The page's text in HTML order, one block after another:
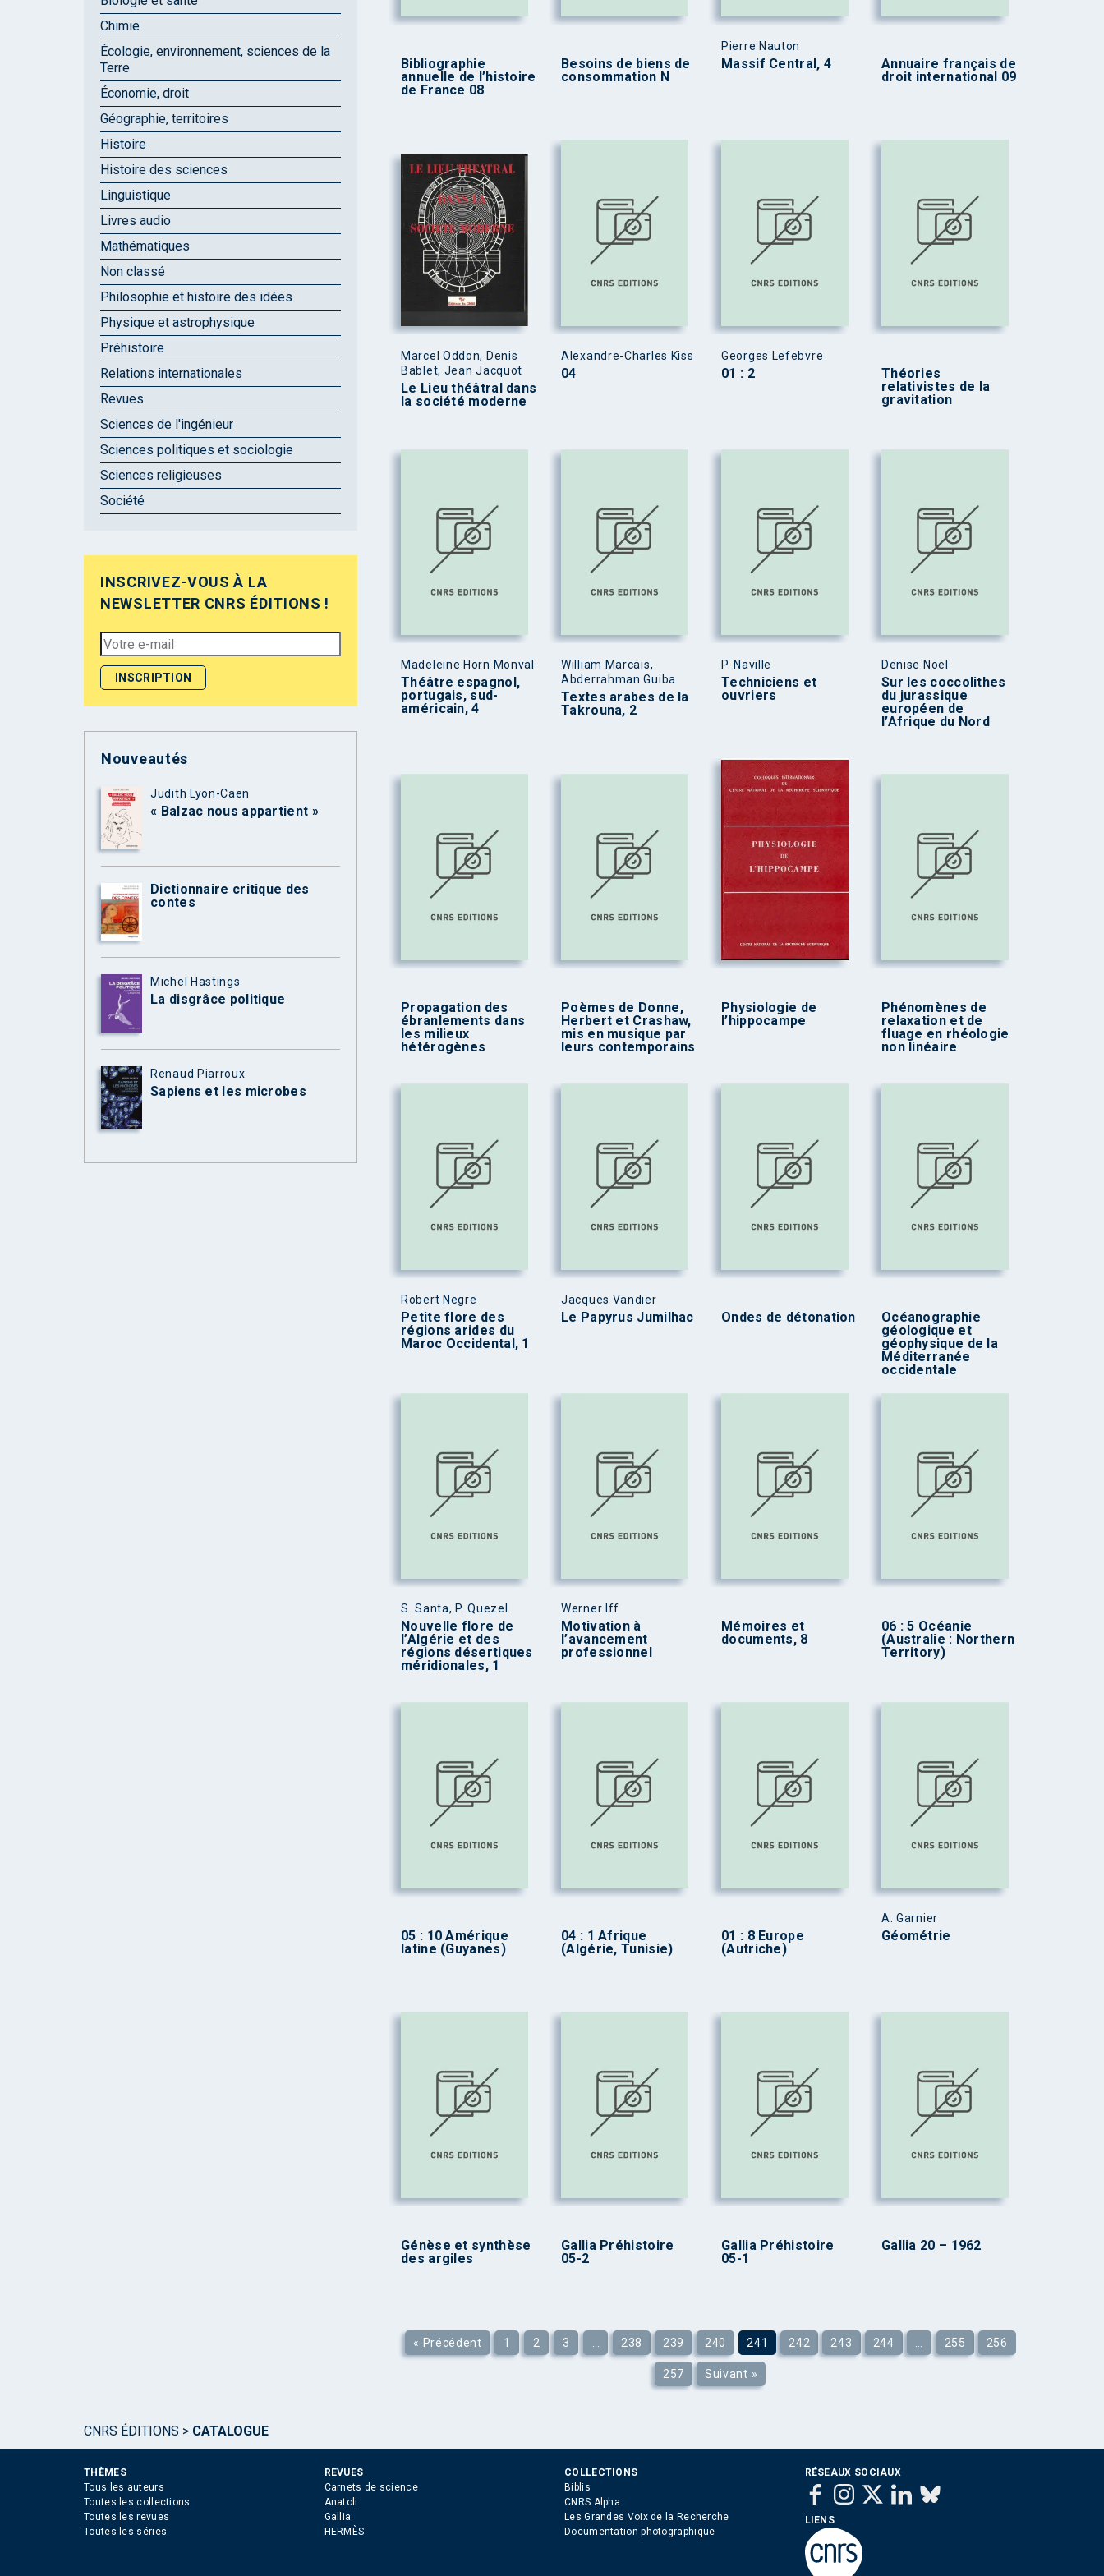
Bibliographie
annuelle de l’histoire
de France 08
Besoins de biens de
consommation N
Pierre Nauton
Massif Central, 4
Annuaire français de
droit international 09
Marcel Oddon, Denis
Bablet, Jean Jacquot
Le Lieu théâtral dans
la société moderne
Alexandre-Charles Kiss
04
Georges Lefebvre
01 : 2
Théories
relativistes de la
gravitation
Madeleine Horn Monval
Théâtre espagnol,
portugais, sud-
américain, 4
William Marcais,
Abderrahman Guiba
Textes arabes de la
Takrouna, 2
P. Naville
Techniciens et
ouvriers
Denise Noël
Sur les coccolithes
du jurassique
européen de
l’Afrique du Nord
Propagation des
ébranlements dans
les milieux
hétérogènes
Poèmes de Donne,
Herbert et Crashaw,
mis en musique par
leurs contemporains
Physiologie de
l’hippocampe
Phénomènes de
relaxation et de
fluage en rhéologie
non linéaire
Robert Negre
Petite flore des
régions arides du
Maroc Occidental, 1
Jacques Vandier
Le Papyrus Jumilhac Ondes de détonation
Océanographie
géologique et
géophysique de la
Méditerranée
occidentale
S. Santa, P. Quezel
Nouvelle flore de
l’Algérie et des
régions désertiques
méridionales, 1
Werner Iff
Motivation à
l’avancement
professionnel
Mémoires et
documents, 8
06 : 5 Océanie
(Australie : Northern
Territory)
05 : 10 Amérique
latine (Guyanes)
04 : 1 Afrique
(Algérie, Tunisie)
01 : 8 Europe
(Autriche)
A. Garnier
Géométrie
Génèse et synthèse
des argiles
Gallia Préhistoire
05-2
Gallia Préhistoire
05-1
Gallia 20 – 1962
« Précédent 1 2 3 238 239 240 241 242 243 244 255 256
257 Suivant »
Chimie
Écologie, environnement, sciences de la
Terre
Économie, droit
Géographie, territoires
Histoire
Histoire des sciences
Linguistique
Livres audio
Mathématiques
Non classé
Philosophie et histoire des idées
Physique et astrophysique
Préhistoire
Relations internationales
Revues
Sciences de l'ingénieur
Sciences politiques et sociologie
Sciences religieuses
Société
INSCRIVEZ-VOUS À LA
NEWSLETTER CNRS ÉDITIONS !
Nouveautés
Judith Lyon-Caen
« Balzac nous appartient »
Dictionnaire critique des
contes
Michel Hastings
La disgrâce politique
Renaud Piarroux
Sapiens et les microbes
CNRS ÉDITIONS > CATALOGUE
THÈMES
Tous les auteurs
Toutes les collections
Toutes les revues
Toutes les séries
REVUES
Carnets de science
Anatoli
Gallia
HERMÈS
COLLECTIONS
Biblis
CNRS Alpha
Les Grandes Voix de la Recherche
Documentation photographique
RÉSEAUX SOCIAUX
LIENS